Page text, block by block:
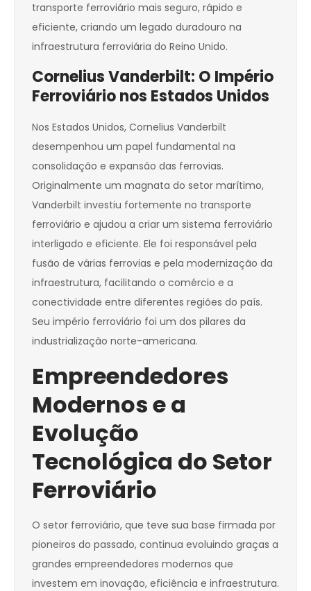
transporte ferroviário mais seguro, rápido e
eficiente, criando um legado duradouro na
infraestrutura ferroviária do Reino Unido.
Cornelius Vanderbilt: O Império
Ferroviário nos Estados Unidos
Nos Estados Unidos, Cornelius Vanderbilt
desempenhou um papel fundamental na
consolidação e expansão das ferrovias.
Originalmente um magnata do setor marítimo,
Vanderbilt investiu fortemente no transporte
ferroviário e ajudou a criar um sistema ferroviário
interligado e eficiente. Ele foi responsável pela
fusão de várias ferrovias e pela modernização da
infraestrutura, facilitando o comércio e a
conectividade entre diferentes regiões do país.
Seu império ferroviário foi um dos pilares da
industrialização norte-americana.
Empreendedores
Modernos e a
Evolução
Tecnológica do Setor
Ferroviário
O setor ferroviário, que teve sua base firmada por
pioneiros do passado, continua evoluindo graças a
grandes empreendedores modernos que
investem em inovação, eficiência e infraestrutura.